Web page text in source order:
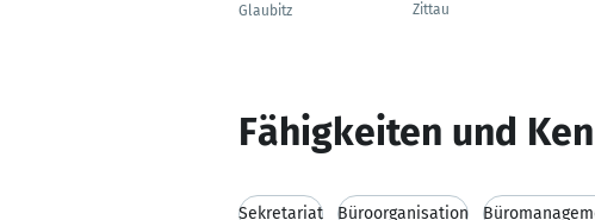
Glaubitz
Zittau
Fähigkeiten und
Sekretariat Büroorganisation